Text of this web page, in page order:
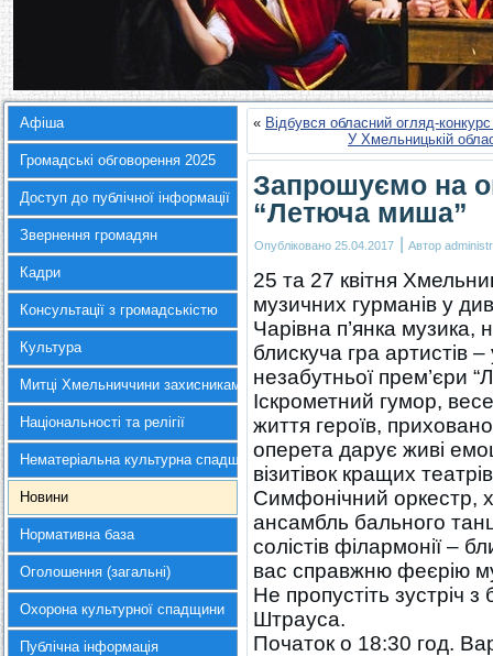
Афіша
Громадські обговорення 2025
Доступ до публічної інформації
Звернення громадян
Кадри
Консультації з громадськістю
Культура
Митці Хмельниччини захисникам України
Національності та релігії
Нематеріальна культурна спадщина
Новини
Нормативна база
Оголошення (загальні)
Охорона культурної спадщини
Публічна інформація
« Відбувся обласний огляд-
У Хмельницькій
Запрошуємо на
“Летюча миша”
Опубліковано 25.04.2017 | Автор
25 та 27 квітня
музичних гурманів у
Чарівна п’янка
блискуча гра артистів
незабутньої прем’єри
Іскрометний гумор,
життя героїв,
оперета дарує живі
візитівок кращих
Симфонічний оркестр,
ансамбль бального
солістів філармонії –
вас справжню феєрію
Не пропустіть зустріч
Штрауса.
Початок о 18:30 год.